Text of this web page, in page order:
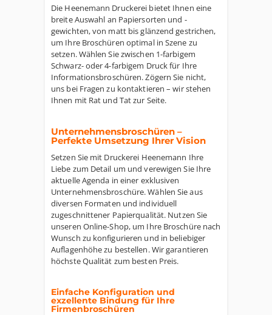
Die Heenemann Druckerei bietet Ihnen eine
breite Auswahl an Papiersorten und -
gewichten, von matt bis glänzend gestrichen,
um Ihre Broschüren optimal in Szene zu
setzen. Wählen Sie zwischen 1-farbigem
Schwarz- oder 4-farbigem Druck für Ihre
Informationsbroschüren. Zögern Sie nicht,
uns bei Fragen zu kontaktieren – wir stehen
Ihnen mit Rat und Tat zur Seite.
Unternehmensbroschüren –
Perfekte Umsetzung Ihrer Vision
Setzen Sie mit Druckerei Heenemann Ihre
Liebe zum Detail um und verewigen Sie Ihre
aktuelle Agenda in einer exklusiven
Unternehmensbroschüre. Wählen Sie aus
diversen Formaten und individuell
zugeschnittener Papierqualität. Nutzen Sie
unseren Online-Shop, um Ihre Broschüre nach
Wunsch zu konfigurieren und in beliebiger
Auflagenhöhe zu bestellen. Wir garantieren
höchste Qualität zum besten Preis.
Einfache Konfiguration und
exzellente Bindung für Ihre
Firmenbroschüren